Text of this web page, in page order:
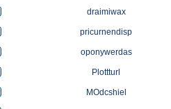
draimiwax
pricurnendisp
oponywerdas
Plottturl
MOdcshiel